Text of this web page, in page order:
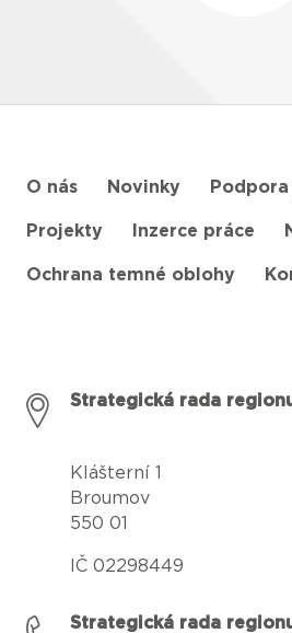
O nás Novinky
Projekty Inzerce práce
Ochrana temné oblohy
Strategická rada
Klášterní 1
Broumov
550 01
IČ 02298449
Strategická rada